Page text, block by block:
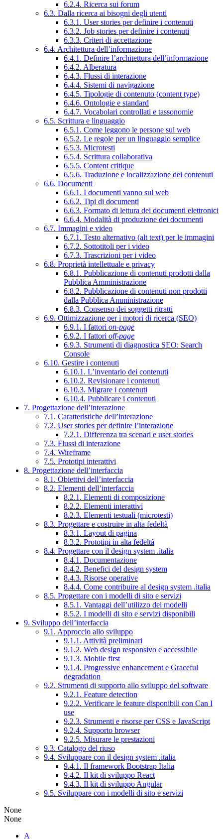
6.2.4. Ricerca sui forum
6.3. Dalla ricerca ai bisogni degli utenti
6.3.1. User stories per definire i contenuti
6.3.2. Job stories per definire i contenuti
6.3.3. Criteri di accettazione
6.4. Architettura dell’informazione
6.4.1. Definire l’architettura dell’informazione
6.4.2. Alberatura
6.4.3. Flussi di interazione
6.4.4. Sistemi di navigazione
6.4.5. Tipologie di contenuto (content type)
6.4.6. Ontologie e standard
6.4.7. Vocabolari controllati e tassonomie
6.5. Scrittura e linguaggio
6.5.1. Come leggono le persone sul web
6.5.2. Le regole per un linguaggio semplice
6.5.3. Microtesti
6.5.4. Scrittura collaborativa
6.5.5. Content critique
6.5.6. Traduzione e localizzazione dei contenuti
6.6. Documenti
6.6.1. I documenti vanno sul web
6.6.2. Tipi di documenti
6.6.3. Formato di lettura dei documenti elettronici
6.6.4. Modalità di produzione dei documenti
6.7. Immagini e video
6.7.1. Testo alternativo (alt text) per le immagini
6.7.2. Sottotitoli per i video
6.7.3. Trascrizioni per i video
6.8. Proprietà intellettuale e privacy
6.8.1. Pubblicazione di contenuti prodotti dalla
Pubblica Amministrazione
6.8.2. Pubblicazione di contenuti non prodotti
dalla Pubblica Amministrazione
6.8.3. Consenso dei soggetti ritratti
6.9. Ottimizzazione per i motori di ricerca (SEO)
6.9.1. I fattori on-page
6.9.2. I fattori off-page
6.9.3. Strumenti di diagnostica SEO: Search
Console
6.10. Gestire i contenuti
6.10.1. L’inventario dei contenuti
6.10.2. Revisionare i contenuti
6.10.3. Migrare i contenuti
6.10.4. Pubblicare i contenuti
7. Progettazione dell’interazione
7.1. Caratteristiche dell’interazione
7.2. User stories per definire l’interazione
7.2.1. Differenza tra scenari e user stories
7.3. Flussi di interazione
7.4. Wireframe
7.5. Prototipi interattivi
8. Progettazione dell’interfaccia
8.1. Obiettivi dell’interfaccia
8.2. Elementi dell’interfaccia
8.2.1. Elementi di composizione
8.2.2. Elementi interattivi
8.2.3. Elementi testuali (microtesti)
8.3. Progettare e costruire in alta fedeltà
8.3.1. Layout di pagina
8.3.2. Prototipi in alta fedeltà
8.4. Progettare con il design system .italia
8.4.1. Documentazione
8.4.2. Benefici del design system
8.4.3. Risorse operative
8.4.4. Come contribuire al design system .italia
8.5. Progettare con i modelli di sito e servizi
8.5.1. Vantaggi dell’utilizzo dei modelli
8.5.2. I modelli di sito e servizi disponibili
9. Sviluppo dell’interfaccia
9.1. Approccio allo sviluppo
9.1.1. Attività preliminari
9.1.2. Web design responsivo e accessibile
9.1.3. Mobile first
9.1.4. Progressive enhancement e Graceful
degradation
9.2. Strumenti di supporto allo sviluppo del software
9.2.1. Feature detection
9.2.2. Verificare le feature disponibili con Can I
use
9.2.3. Strumenti e risorse per CSS e JavaScript
9.2.4. Supporto browser
9.2.5. Misurare le prestazioni
9.3. Catalogo del riuso
9.4. Sviluppare con il design system .italia
9.4.1. Il framework Bootstrap Italia
9.4.2. Il kit di sviluppo React
9.4.3. Il kit di sviluppo Angular
9.5. Sviluppare con i modelli di sito e servizi
None
None
A